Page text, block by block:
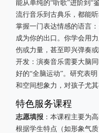
能从单纯的“听歌”进阶到“
流行音乐到古典乐，都能
掌握一门表达情感的语言
成为你的出口。你学会用
伤或力量，甚至即兴弹奏
开发：演奏音乐需要大脑
好的“全脑运动”。研究表
和空间想象力，对孩子尤其
特色服务课程
志愿填报 ：本课程主要为
根据学生特点（如形象气